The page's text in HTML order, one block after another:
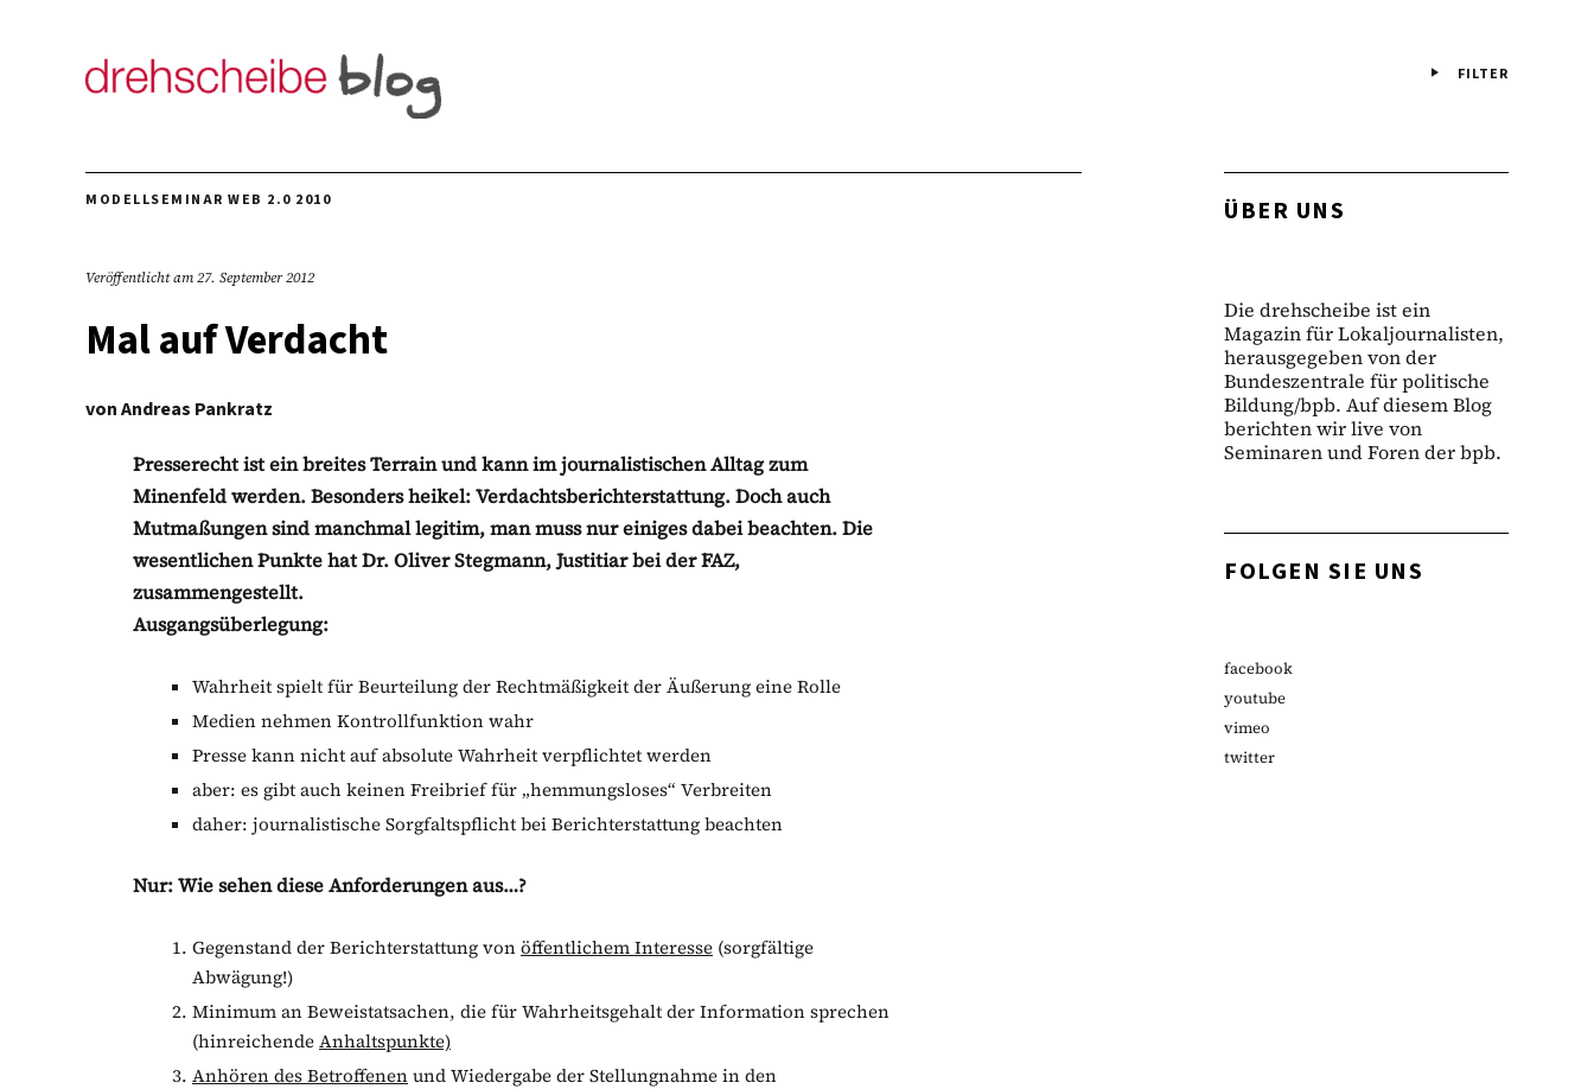
FILTER
MODELLSEMINAR WEB 2.0 2010
Veröffentlicht am27. September 2012
Mal auf Verdacht
vonAndreas Pankratz
Presserecht ist ein breites Terrain und kann im journalistischen Alltag zum
Minenfeld werden. Besonders heikel: Verdachtsberichterstattung. Doch auch
Mutmaßungen sind manchmal legitim, man muss nur einiges dabei beachten. Die
wesentlichen Punkte hat Dr. Oliver Stegmann, Justitiar bei der FAZ,
zusammengestellt.
Ausgangsüberlegung:
Wahrheit spielt für Beurteilung der Rechtmäßigkeit der Äußerung eine Rolle
Medien nehmen Kontrollfunktion wahr
Presse kann nicht auf absolute Wahrheit verpflichtet werden
aber: es gibt auch keinen Freibrief für „hemmungsloses“ Verbreiten
daher: journalistische Sorgfaltspflicht bei Berichterstattung beachten
Nur: Wie sehen diese Anforderungen aus…?
Gegenstand der Berichterstattung vonöffentlichem Interesse (sorgfältige
Abwägung!)
Minimum an Beweistatsachen, die für Wahrheitsgehalt der Information sprechen
(hinreichendeAnhaltspunkte)
Anhören des Betroffenenund Wiedergabe der Stellungnahme in den
ÜBER UNS
Die drehscheibe ist ein
Magazin für Lokaljournalisten,
herausgegeben von der
Bundeszentrale für politische
Bildung/bpb. Auf diesem Blog
berichten wir live von
Seminaren und Foren der bpb.
FOLGEN SIE UNS
facebook
youtube
vimeo
twitter